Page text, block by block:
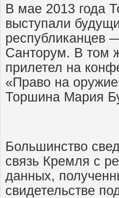
В мае 2013 года
выступали
республиканцев
Санторум. В том
прилетел на
«Право на
Торшина Мария
Большинство
связь Кремля с
данных,
свидетельстве